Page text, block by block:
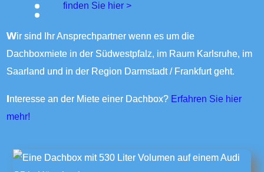
finden Sie hier >
Wir sind Ihr Ansprechpartner wenn es um die
Dachboxmiete in der Südwestpfalz, im Raum Karlsruhe, im
Saarland und in der Region Darmstadt / Frankfurt geht.
Interesse an der Miete einer Dachbox? Erfahren Sie hier
mehr!